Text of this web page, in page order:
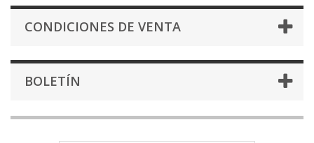
CONDICIONES DE VENTA
BOLETÍN